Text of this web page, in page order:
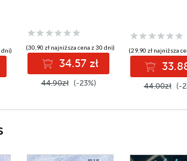
dni) (30,90 zł najniższa cena z 30 dni)
34.57 zł
44.90zł (-23%)
(29,90 zł najniższa
44.00zł (-